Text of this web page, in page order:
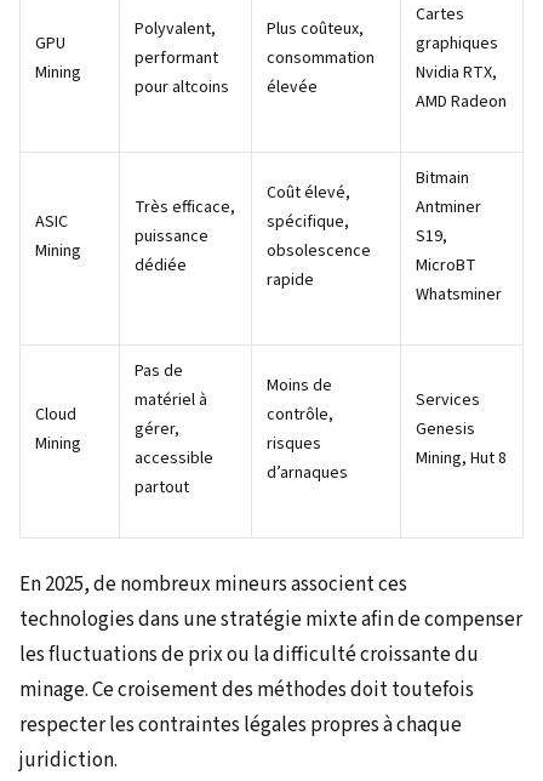
GPU
Mining
Polyvalent,
performant
pour altcoins
Plus coûteux,
consommation
élevée
Cartes
graphiques
Nvidia RTX,
AMD Radeon
ASIC
Mining
Très efficace,
puissance
dédiée
Coût élevé,
spécifique,
obsolescence
rapide
Bitmain
Antminer
S19,
MicroBT
Whatsminer
Cloud
Mining
Pas de
matériel à
gérer,
accessible
partout
Moins de
contrôle,
risques
d’arnaques
Services
Genesis
Mining, Hut 8
En 2025, de nombreux mineurs associent ces
technologies dans une stratégie mixte afin de compenser
les fluctuations de prix ou la difficulté croissante du
minage. Ce croisement des méthodes doit toutefois
respecter les contraintes légales propres à chaque
juridiction.